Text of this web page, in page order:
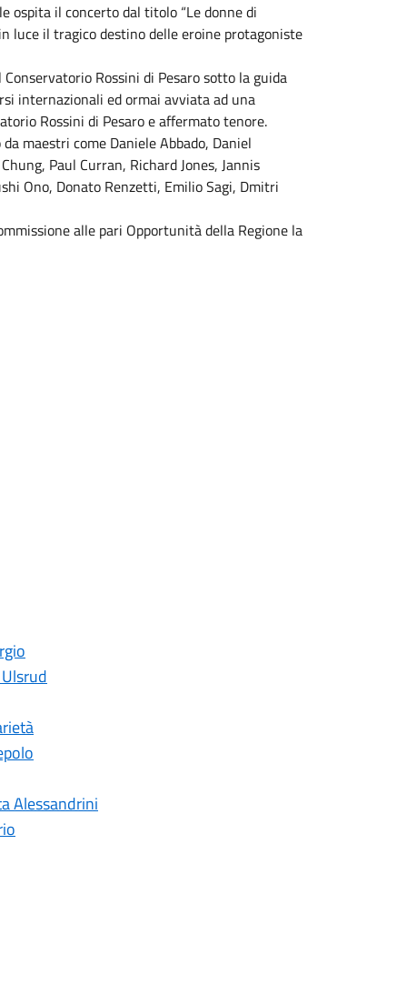
ospita il concerto dal titolo “Le donne di
luce il tragico destino delle eroine protagoniste
Rossini di Pesaro sotto la guida
internazionali ed ormai avviata ad una
Rossini di Pesaro e affermato tenore.
maestri come Daniele Abbado, Daniel
Paul Curran, Richard Jones, Jannis
Ono, Donato Renzetti, Emilio Sagi, Dmitri
alle pari Opportunità della Regione la
Alessandrini